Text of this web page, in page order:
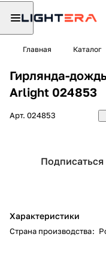
Главная Каталог
Гирлянда-
Arlight 024853
Арт. 024853
Подписаться
Характеристики
Страна производства: